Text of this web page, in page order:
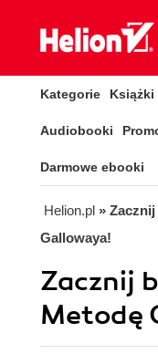
Kategorie Książki
Audiobooki
Darmowe ebooki
Helion.pl »
Gallowaya!
Zacznij
Metodę